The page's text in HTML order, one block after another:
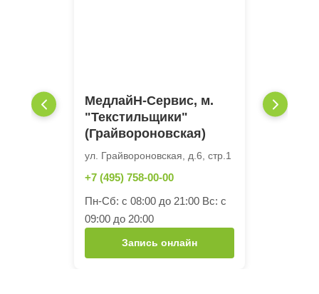
МедлайН-Сервис, м.
"Текстильщики"
(Грайвороновская)
ул. Грайвороновская, д.6, стр.1
+7 (495) 758-00-00
Пн-Сб: с 08:00 до 21:00 Вс: с
09:00 до 20:00
Запись онлайн